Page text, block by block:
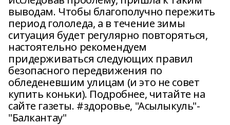
выводам. Чтобы благополучно пережить
период гололеда, а в течение зимы
ситуация будет регулярно повторяться,
настоятельно рекомендуем
придерживаться следующих правил
безопасного передвижения по
обледеневшим улицам (и это не совет
купить коньки). Подробнее, читайте на
сайте газеты. #здоровье, "Асылыкуль"-
"Балкантау"